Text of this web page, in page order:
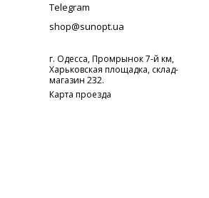
Telegram
shop@sunopt.ua
г. Одесса, Промрынок 7-й км,
Харьковская площадка, склад-
магазин 232.
Карта проезда